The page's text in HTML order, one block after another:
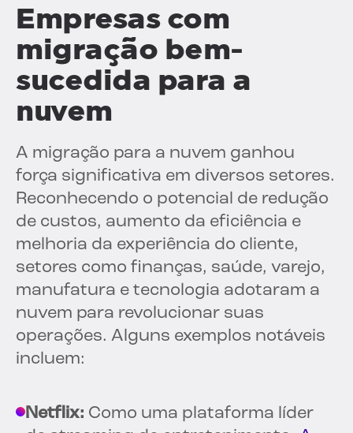
Empresas com
migração bem-
sucedida para a
nuvem
A migração para a nuvem ganhou
força significativa em diversos setores.
Reconhecendo o potencial de redução
de custos, aumento da eficiência e
melhoria da experiência do cliente,
setores como finanças, saúde, varejo,
manufatura e tecnologia adotaram a
nuvem para revolucionar suas
operações. Alguns exemplos notáveis
incluem:
Netflix: Como uma plataforma líder